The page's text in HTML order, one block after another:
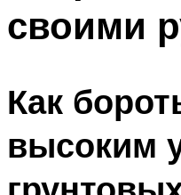
Меню
своими
Как
высоким